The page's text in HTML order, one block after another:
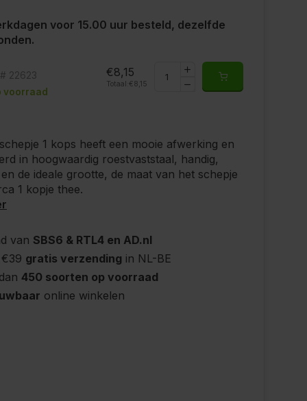
voor 15.00 uur besteld, dezelfde
22623
voorraad
€8,15
Totaal: €8,15
1 kops heeft een mooie afwerking en
in hoogwaardig roestvaststaal, handig,
de ideale grootte, de maat van het schepje
1 kopje thee.
van SBS6 & RTL4 en AD.nl
gratis verzending in NL-BE
450 soorten op voorraad
online winkelen